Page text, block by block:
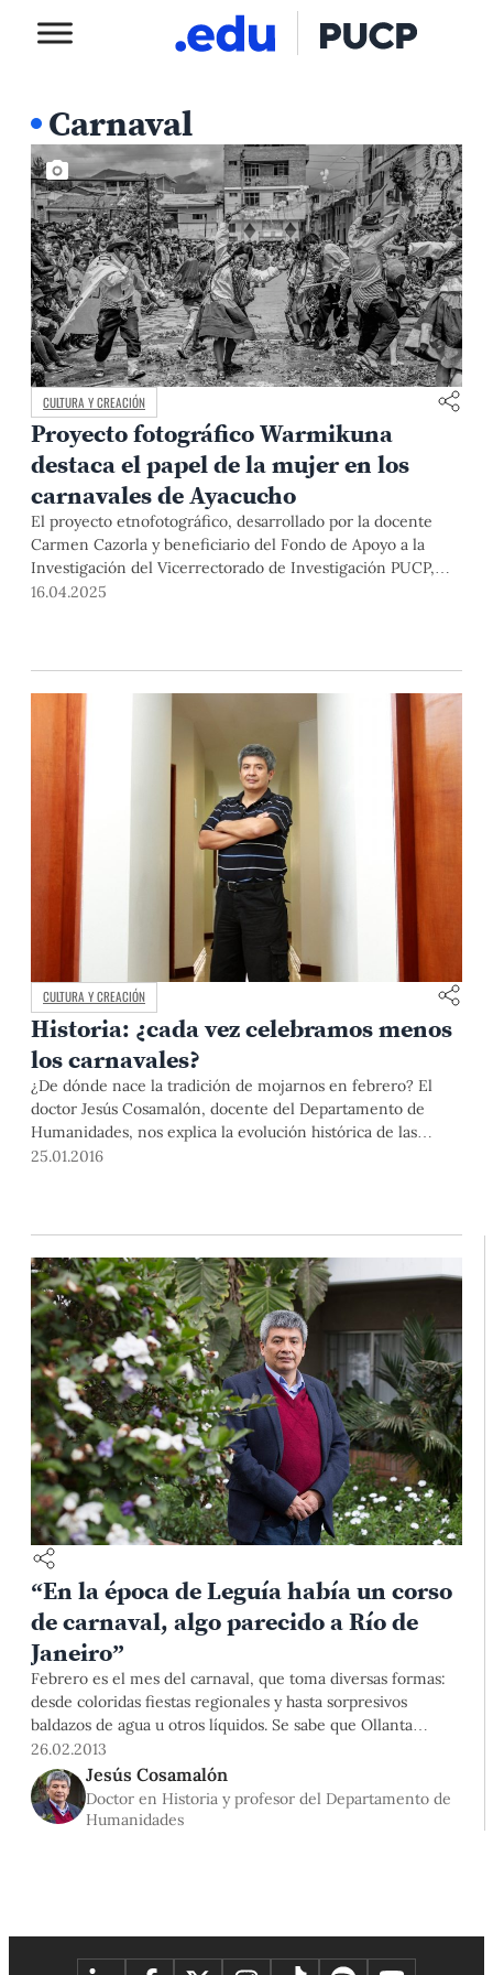
Carnaval
CULTURA Y CREACIÓN
Proyecto fotográfico Warmikuna
destaca el papel de la mujer en los
carnavales de Ayacucho
El proyecto etnofotográfico, desarrollado por la docente
Carmen Cazorla y beneficiario del Fondo de Apoyo a la
Investigación del Vicerrectorado de Investigación PUCP,
documenta la evolución de las comparsas rurales y el papel
16.04.2025
CULTURA Y CREACIÓN
Historia: ¿cada vez celebramos menos
los carnavales?
¿De dónde nace la tradición de mojarnos en febrero? El
doctor Jesús Cosamalón, docente del Departamento de
Humanidades, nos explica la evolución histórica de las
fiestas de carnavales.
25.01.2016
“En la época de Leguía había un corso
de carnaval, algo parecido a Río de
Janeiro”
Febrero es el mes del carnaval, que toma diversas formas:
desde coloridas fiestas regionales y hasta sorpresivos
baldazos de agua u otros líquidos. Se sabe que Ollanta
Humala, hace unos días, apuntó con una manguera a la
Primera Dama y los ministros en Ate Vitarte, pero también
Augusto B. Leguía (en los primeros años del siglo XX) jugaba
carnaval en la calle.
26.02.2013
Jesús Cosamalón
Doctor en Historia y profesor del Departamento de
Humanidades